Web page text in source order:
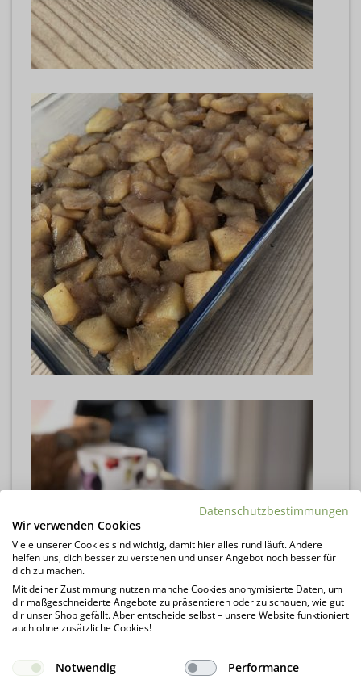
Datenschutzbestimmungen
Wir verwenden Cookies
Viele unserer Cookies sind wichtig, damit hier alles rund läuft. Andere
helfen uns, dich besser zu verstehen und unser Angebot noch besser für
dich zu machen.
Mit deiner Zustimmung nutzen manche Cookies anonymisierte Daten, um
dir maßgeschneiderte Angebote zu präsentieren oder zu schauen, wie gut
dir unser Shop gefällt. Aber entscheide selbst – unsere Website funktioniert
auch ohne zusätzliche Cookies!
Notwendig
Performance